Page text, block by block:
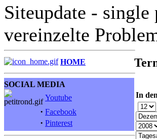
Siteupdate -
vereinzelte
HOME
SOCIAL MEDIA
Youtube
· Facebook
· Pinterest
In